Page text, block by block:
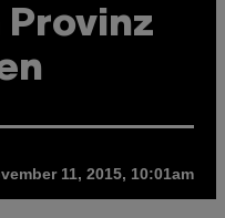
Provinz
11, 2015, 10:01am